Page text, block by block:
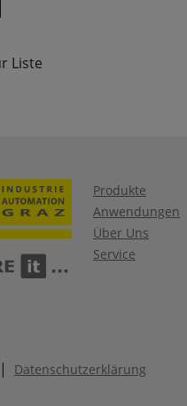
Liste
Produkte
Anwendungen
Über Uns
Service
| Datenschutzerklärung